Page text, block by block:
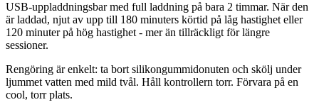
USB-uppladdningsbar med full laddning på bara 2 timmar. När den
är laddad, njut av upp till 180 minuters körtid på låg hastighet eller
120 minuter på hög hastighet - mer än tillräckligt för längre
sessioner.
Rengöring är enkelt: ta bort silikongummidonuten och skölj under
ljummet vatten med mild tvål. Håll kontrollern torr. Förvara på en
cool, torr plats.